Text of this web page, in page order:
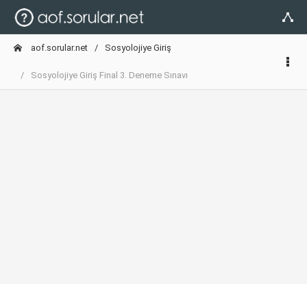
aof.sorular.net Sosyolojiye Giriş
Sosyolojiye Giriş Final 3. Deneme Sınavı